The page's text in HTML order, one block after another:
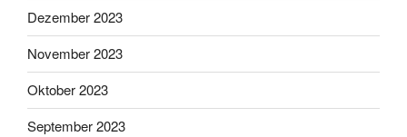
Dezember 2023
November 2023
Oktober 2023
September 2023